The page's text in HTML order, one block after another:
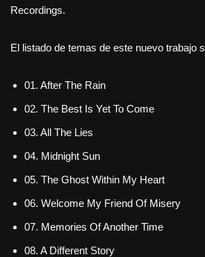
Recordings.
El listado de temas de este nuevo trabajo
01. After The Rain
02. The Best Is Yet To Come
03. All The Lies
04. Midnight Sun
05. The Ghost Within My Heart
06. Welcome My Friend Of Misery
07. Memories Of Another Time
08. A Different Story